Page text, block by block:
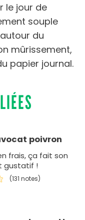
le jour de
souple
du
mûrissement,
papier journal.
poivron
frais, ça fait son
gustatif !
(131 notes)